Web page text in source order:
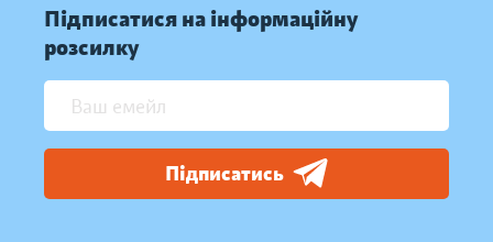
Підписатися на інформаційну
розсилку
Підписатись